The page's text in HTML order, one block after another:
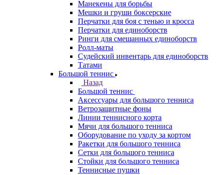
Манекены для борьбы
Мешки и груши боксерские
Перчатки для боя с тенью и кросса
Перчатки для единоборств
Ринги для смешанных единоборств
Ролл-маты
Судейский инвентарь для единоборств
Татами
Большой теннис
Назад
Большой теннис
Аксессуары для большого тенниса
Ветрозащитные фоны
Линии теннисного корта
Мячи для большого тенниса
Оборудование по уходу за кортом
Ракетки для большого тенниса
Сетки для большого тенниса
Стойки для большого тенниса
Теннисные пушки